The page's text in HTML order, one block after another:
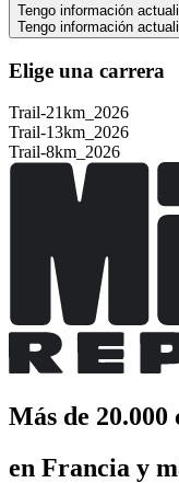
Tengo información
Tengo información
Elige una carrera
Trail-21km_2026
Trail-13km_2026
Trail-8km_2026
Más de
en Francia y